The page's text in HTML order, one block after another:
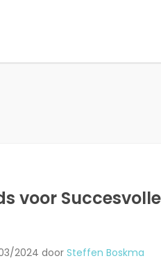
voor
2024 doorSteffen Boskma